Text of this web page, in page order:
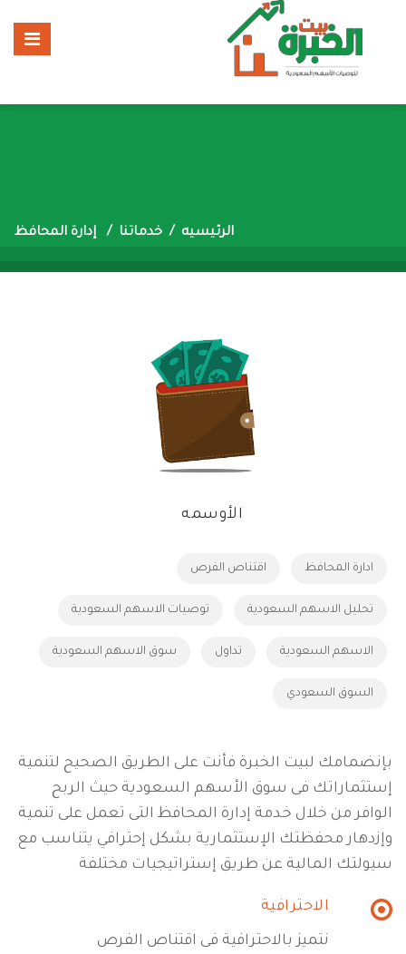
الرئيسيه خدماتنا إدارة المحافظ
الأوسمه
ادارة المحافظ اقتناص الفرص
تحليل الاسهم السعودية توصيات الاسهم السعودية
الاسهم السعودية تداول سوق الاسهم السعودية
السوق السعودي
بإنضمامك لبيت الخبرة فأنت على الطريق الصحيح لتنمية
إستثماراتك فى سوق الأسهم السعودية حيث الربح
الوافر من خلال خدمة إدارة المحافظ التى تعمل على تنمية
وإزدهار محفظتك الإستثمارية بشكل إحترافي يتناسب مع
سيولتك المالية عن طريق إستراتيجيات مختلفة
الاحترافية
نتميز بالاحترافية فى اقتناص الفرص